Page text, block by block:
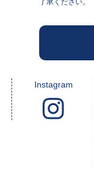
了承ください。
Instagram